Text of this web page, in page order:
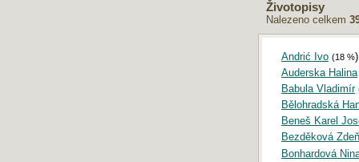
Životopisy
Nalezeno celkem
Andrić Ivo (18 %)
Auderska Halina
Babula Vladimír
Bělohradská
Beneš Karel
Bezděková
Bonhardová